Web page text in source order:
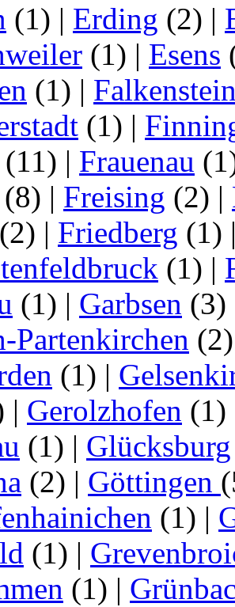
(1) | Erding (2) |
(1) | Esens
(1) |
(1) |
(11) | Frauenau
(8) | Freising (2) |
(2) | Friedberg (1)
(1) |
(1) | Garbsen (3)
Partenkirchen
(1) |
| Gerolzhofen (1)
(1) | Glücksburg
(2) | Göttingen
(1) |
(1) |
(1) |